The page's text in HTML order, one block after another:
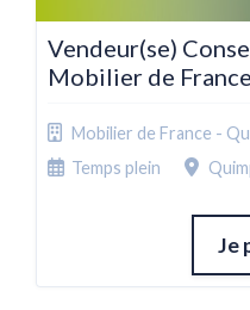
Vendeur(se)
Mobilier de
Mobilier de France -
Temps plein
Je